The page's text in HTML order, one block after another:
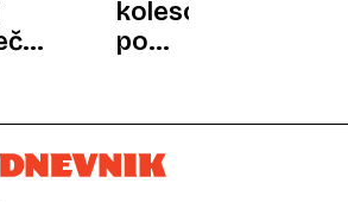
kolesom
po
istrskih
vinogradov